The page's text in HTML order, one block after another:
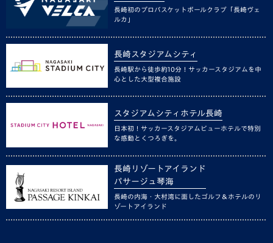
長崎初のプロバスケットボールクラブ「長崎ヴェ
ルカ」
長崎スタジアムシティ
長崎駅から徒歩約10分！サッカースタジアムを中
心とした大型複合施設
スタジアムシティホテル長崎
日本初！サッカースタジアムビューホテルで特別
な感動とくつろぎを。
長崎リゾートアイランド
パサージュ琴海
長崎の内海・大村湾に面したゴルフ＆ホテルのリ
ゾートアイランド